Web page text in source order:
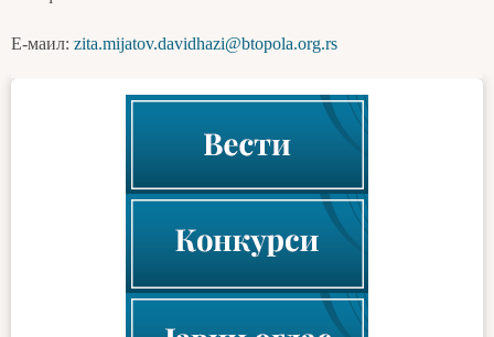
Е-маил: zita.mijatov.davidhazi@btopola.org.rs